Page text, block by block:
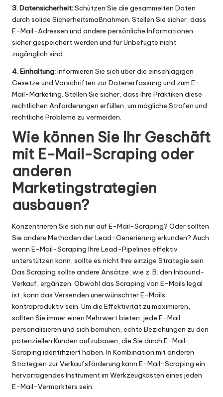
3. Datensicherheit:Schützen Sie die gesammelten Daten
durch solide Sicherheitsmaßnahmen. Stellen Sie sicher, dass
E-Mail-Adressen und andere persönliche Informationen
sicher gespeichert werden und für Unbefugte nicht
zugänglich sind.
4. Einhaltung:Informieren Sie sich über die einschlägigen
Gesetze und Vorschriften zur Datenerfassung und zum E-
Mail-Marketing. Stellen Sie sicher, dass Ihre Praktiken diese
rechtlichen Anforderungen erfüllen, um mögliche Strafen und
rechtliche Probleme zu vermeiden.
Wie können Sie Ihr Geschäft
mit E-Mail-Scraping oder
anderen
Marketingstrategien
ausbauen?
Konzentrieren Sie sich nur auf E-Mail-Scraping? Oder sollten
Sie andere Methoden der Lead-Generierung erkunden? Auch
wenn E-Mail-Scraping Ihre Lead-Pipelines effektiv
unterstützen kann, sollte es nicht Ihre einzige Strategie sein.
Das Scraping sollte andere Ansätze, wie z. B. den Inbound-
Verkauf, ergänzen. Obwohl das Scraping von E-Mails legal
ist, kann das Versenden unerwünschter E-Mails
kontraproduktiv sein. Um die Effektivität zu maximieren,
sollten Sie immer einen Mehrwert bieten, jede E-Mail
personalisieren und sich bemühen, echte Beziehungen zu den
potenziellen Kunden aufzubauen, die Sie durch E-Mail-
Scraping identifiziert haben. In Kombination mit anderen
Strategien zur Verkaufsförderung kann E-Mail-Scraping ein
hervorragendes Instrument im Werkzeugkasten eines jeden
E-Mail-Vermarkters sein.